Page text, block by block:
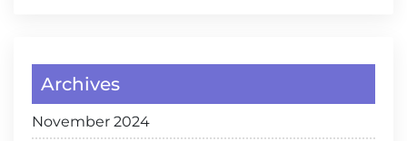
Archives
November 2024